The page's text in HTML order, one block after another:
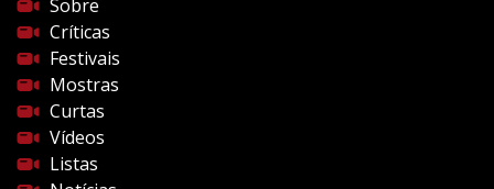
Sobre
Críticas
Festivais
Mostras
Curtas
Vídeos
Listas